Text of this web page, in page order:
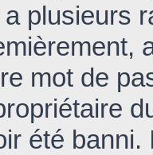
a plusieurs
mot de
été banni.